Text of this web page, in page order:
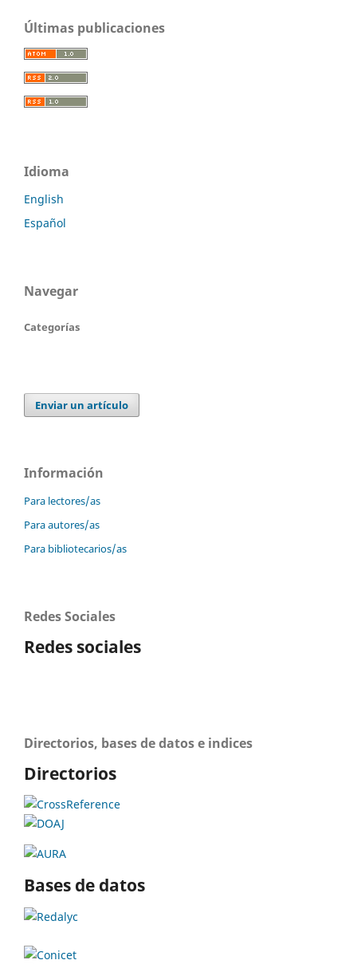
Últimas publicaciones
Idioma
English
Español
Navegar
Categorías
Enviar un artículo
Información
Para lectores/as
Para autores/as
Para bibliotecarios/as
Redes Sociales
Redes sociales
Directorios, bases de datos e indices
Directorios
Bases de datos